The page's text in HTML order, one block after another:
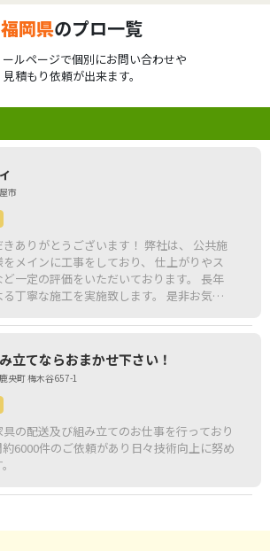
福岡県のプロ一覧
ルページで個別にお問い合わせや
見積もり依頼が出来ます。
市
がとうございます！ 弊社は、 公共施
メインに工事をしており、 仕上がりやス
ど一定の評価をいただいております。 長年
寧な施工を実施致します。 是非お気軽
立てならおまかせ下さい！
央町 梅木谷657-1
の配送及び組み立てのお仕事を行っており
約6000件のご依頼があり日々技術向上に努め